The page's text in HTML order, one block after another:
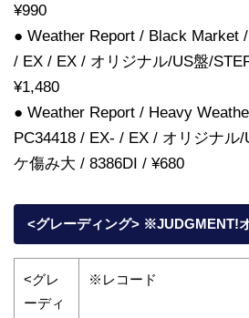
¥990
● Weather Report / Black Market
/ EX / EX / オリジナル/US盤/
¥1,480
● Weather Report / Heavy
PC34418 / EX- / EX / オリジナル/
ケ傷み大 / 8386DI / ¥680
<グレーディング> ※JUDGMENT!
<グレ
ーディ
※レコード